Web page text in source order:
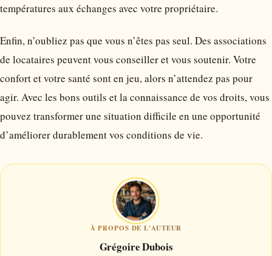
températures aux échanges avec votre propriétaire.
Enfin, n’oubliez pas que vous n’êtes pas seul. Des associations
de locataires peuvent vous conseiller et vous soutenir. Votre
confort et votre santé sont en jeu, alors n’attendez pas pour
agir. Avec les bons outils et la connaissance de vos droits, vous
pouvez transformer une situation difficile en une opportunité
d’améliorer durablement vos conditions de vie.
À PROPOS DE L'AUTEUR
Grégoire Dubois